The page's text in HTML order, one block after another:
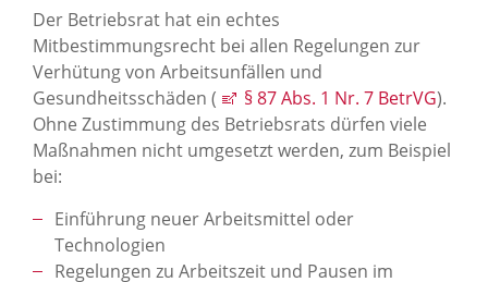
Der Betriebsrat hat ein echtes
Mitbestimmungsrecht bei allen Regelungen zur
Verhütung von Arbeitsunfällen und
Gesundheitsschäden (
§ 87 Abs. 1 Nr. 7 BetrVG).
Ohne Zustimmung des Betriebsrats dürfen viele
Maßnahmen nicht umgesetzt werden, zum Beispiel
bei:
Einführung neuer Arbeitsmittel oder
Technologien
Regelungen zu Arbeitszeit und Pausen im